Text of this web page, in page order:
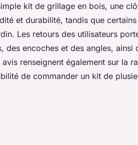
kit de grillage en bois, une
et durabilité, tandis que certains
Les retours des utilisateurs
encoches et des angles, ainsi
renseignent également sur la
de commander un kit de